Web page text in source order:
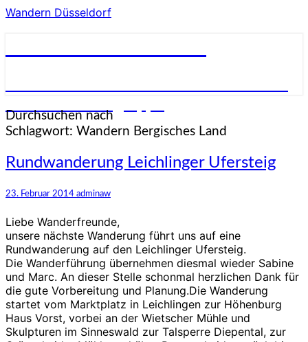
Wandern Düsseldorf
Durchsuchen nach
Schlagwort: Wandern Bergisches Land
Rundwanderung
Leichlinger
Ufersteig
Rundwanderung Leichlinger Ufersteig
23. Februar 2014 adminaw
Liebe Wanderfreunde,
unsere nächste Wanderung führt uns auf eine
Rundwanderung auf den Leichlinger Ufersteig.
Die Wanderführung übernehmen diesmal wieder Sabine
und Marc. An dieser Stelle schonmal herzlichen Dank für
die gute Vorbereitung und Planung.Die Wanderung
startet vom Marktplatz in Leichlingen zur Höhenburg
Haus Vorst, vorbei an der Wietscher Mühle und
Skulpturen im Sinneswald zur Talsperre Diepental, zur